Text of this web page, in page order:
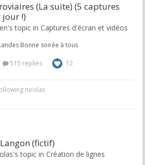
(La suite) (5 captures
!)
topic in Captures d'écran et vidéos
Bonne soirée à tous
515 replies 12
nicolas
(fictif)
topic in Création de lignes